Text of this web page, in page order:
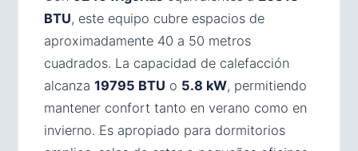
BTU, este equipo cubre espacios de
aproximadamente 40 a 50 metros
cuadrados. La capacidad de calefacción
alcanza 19795 BTU o 5.8 kW, permitiendo
mantener confort tanto en verano como en
invierno. Es apropiado para dormitorios